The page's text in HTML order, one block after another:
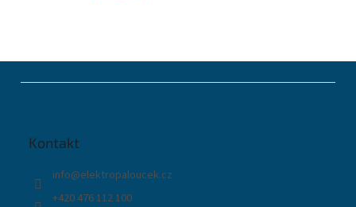
Kontakt
info@elektropaloucek.cz
+420 476 112 100